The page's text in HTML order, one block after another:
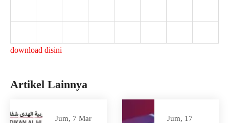
download disini
Artikel Lainnya
Jum, 7 Mar
Jum, 17